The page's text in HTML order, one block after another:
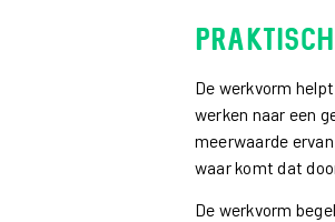
De werkvorm
werken naar een
meerwaarde
waar komt dat
De werkvorm